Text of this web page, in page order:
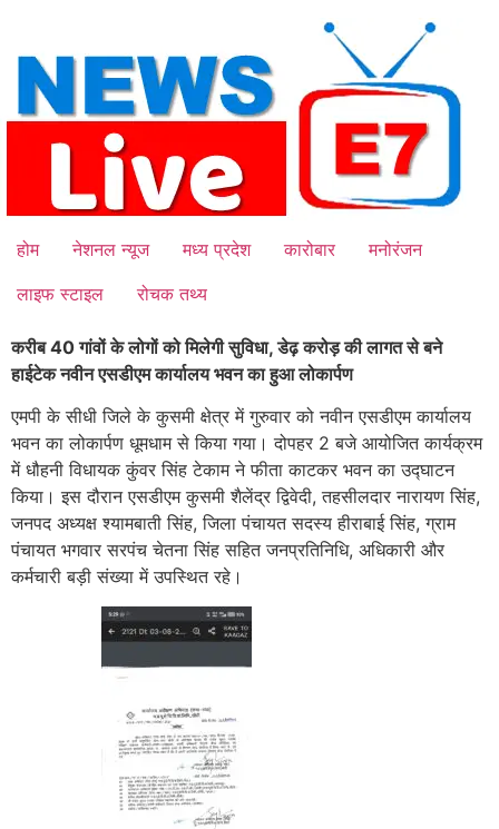
content
होम नेशनल न्यूज मध्य प्रदेश कारोबार
मनोरंजन
लाइफ स्टाइल
रोचक तथ्य
करीब 40 गांवों के लोगों को मिलेगी सुविधा, डेढ़ करोड़ की लागत से बने
हाईटेक नवीन एसडीएम कार्यालय भवन का हुआ लोकार्पण
एमपी के सीधी जिले के कुसमी क्षेत्र में गुरुवार को नवीन एसडीएम कार्यालय
भवन का लोकार्पण धूमधाम से किया गया। दोपहर 2 बजे आयोजित कार्यक्रम
में धौहनी विधायक कुंवर सिंह टेकाम ने फीता काटकर भवन का उद्घाटन
किया। इस दौरान एसडीएम कुसमी शैलेंद्र द्विवेदी, तहसीलदार नारायण सिंह,
जनपद अध्यक्ष श्यामबाती सिंह, जिला पंचायत सदस्य हीराबाई सिंह, ग्राम
पंचायत भगवार सरपंच चेतना सिंह सहित जनप्रतिनिधि, अधिकारी और
कर्मचारी बड़ी संख्या में उपस्थित रहे।